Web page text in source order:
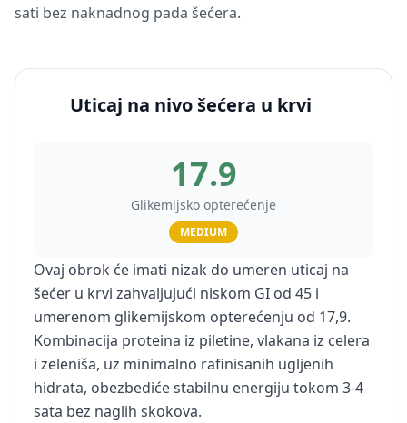
sati bez naknadnog pada šećera.
Uticaj na nivo šećera u krvi
17.9
Glikemijsko opterećenje
MEDIUM
Ovaj obrok će imati nizak do umeren uticaj na
šećer u krvi zahvaljujući niskom GI od 45 i
umerenom glikemijskom opterećenju od 17,9.
Kombinacija proteina iz piletine, vlakana iz celera
i zeleniša, uz minimalno rafinisanih ugljenih
hidrata, obezbediće stabilnu energiju tokom 3-4
sata bez naglih skokova.